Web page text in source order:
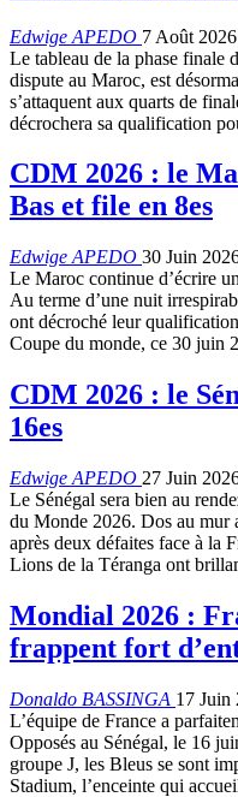
Edwige APEDO 7 Août 2026
Le tableau de la phase finale
dispute au Maroc, est
s’attaquent aux quarts de
décrochera sa qualification
CDM 2026 : le
Bas et file en 8es
Edwige APEDO 30 Juin
Le Maroc continue d’écrire
Au terme d’une nuit
ont décroché leur
Coupe du monde, ce 30 juin
CDM 2026 : le
16es
Edwige APEDO 27 Juin
Le Sénégal sera bien au
du Monde 2026. Dos au mur
après deux défaites face à la
Lions de la Téranga ont
Mondial 2026 :
frappent fort
Donaldo BASSINGA 17 Juin
L’équipe de France a
Opposés au Sénégal, le 16
groupe J, les Bleus se sont
Stadium, l’enceinte qui